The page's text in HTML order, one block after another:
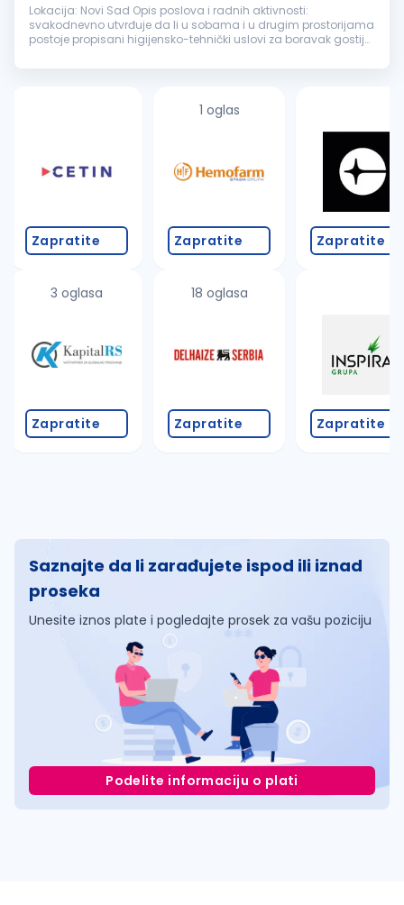
Lokacija: Novi Sad Opis poslova i radnih aktivnosti:
svakodnevno utvrđuje da li u sobama i u drugim prostorijama
postoje propisani higijensko-tehnički uslovi za boravak gostiju,
dogov...
Zapratite
3 oglasa
Zapratite
1 oglas
Zapratite
18 oglasa
Zapratite
Zapratite
Zapratite
Saznajte da li zarađujete ispod ili iznad
proseka
Unesite iznos plate i pogledajte prosek za vašu poziciju
Podelite informaciju o plati